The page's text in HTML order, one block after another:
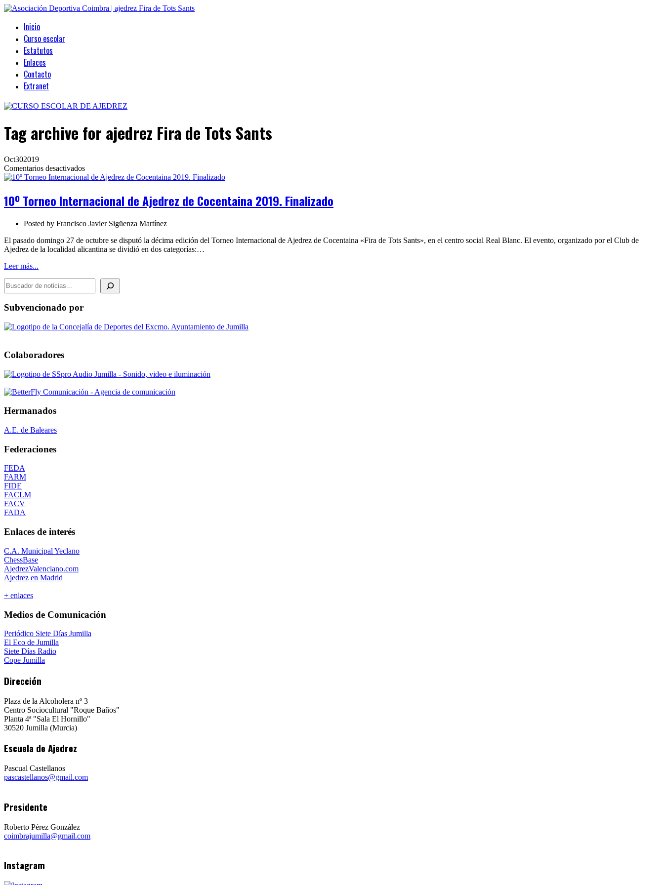
Inicio
Curso escolar
Estatutos
Enlaces
Contacto
Extranet
Tag archive for ajedrez Fira de Tots Sants
Oct302019
Comentarios desactivadosen
10º
de
de
Cocentaina
2019.
Finalizado
10º Torneo Internacional de Ajedrez de Cocentaina 2019. Finalizado
Posted by Francisco Javier Sigüenza Martínez
El pasado domingo 27 de octubre se disputó la décima edición del Torneo Internacional de Ajedrez de Cocentaina «Fira de Tots Sants», en el centro social Real Blanc. El evento, organizado por el Club de
Ajedrez de la localidad alicantina se dividió en dos categorías:…
Leer más...
BUSCADOR DE NOTICIAS
Subvencionado por
Colaboradores
Hermanados
A.E. de Baleares
Federaciones
FEDA
FARM
FIDE
FACLM
FACV
FADA
Enlaces de interés
C.A. Municipal Yeclano
ChessBase
AjedrezValenciano.com
Ajedrez en Madrid
+ enlaces
Medios de Comunicación
Periódico Siete Días Jumilla
El Eco de Jumilla
Siete Días Radio
Cope Jumilla
Dirección
Plaza de la Alcoholera nº 3
Centro Sociocultural "Roque Baños"
Planta 4ª "Sala El Hornillo"
30520 Jumilla (Murcia)
Escuela de Ajedrez
Pascual Castellanos
pascastellanos@gmail.com
Presidente
Roberto Pérez González
coimbrajumilla@gmail.com
Instagram